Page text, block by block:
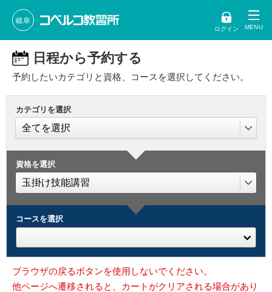
岐阜
ログイン
日程から予約する
予約したいカテゴリと資格、コースを選択してください。
カテゴリを選択
資格を選択
コースを選択
ブラウザの戻るボタンを使用しないでください。
他ページへ遷移されると、カートがクリアされる場合があり